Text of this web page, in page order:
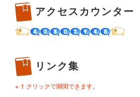
アクセスカウンター
リンク集
※ ↑ クリックで開閉できます。